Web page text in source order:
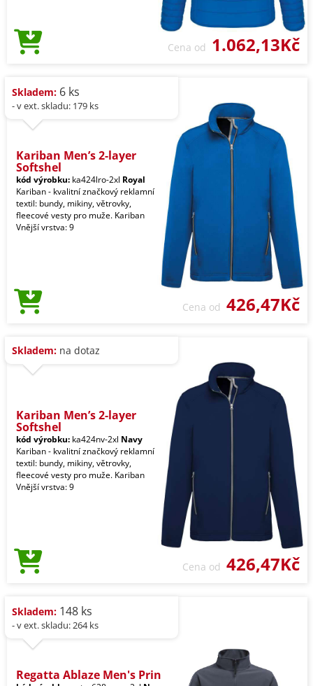
Cena od 1.062,13Kč
Skladem: 6 ks
- v ext. skladu: 179 ks
Kariban Men’s 2-layer
Softshel
kód výrobku: ka424lro-2xl Royal
Kariban - kvalitní značkový reklamní
textil: bundy, mikiny, větrovky,
fleecové vesty pro muže. Kariban
Vnější vrstva: 9
Cena od 426,47Kč
Skladem: na dotaz
Kariban Men’s 2-layer
Softshel
kód výrobku: ka424nv-2xl Navy
Kariban - kvalitní značkový reklamní
textil: bundy, mikiny, větrovky,
fleecové vesty pro muže. Kariban
Vnější vrstva: 9
Cena od 426,47Kč
Skladem: 148 ks
- v ext. skladu: 264 ks
Regatta Ablaze Men's Prin